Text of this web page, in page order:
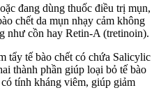
đang dùng thuốc điều trị mụn,
chết da mụn nhạy cảm không
như cồn hay Retin-A (tretinoin).
tẩy tế bào chết có chứa Salicylic
thành phần giúp loại bỏ tế bào
tính kháng viêm, giúp giảm